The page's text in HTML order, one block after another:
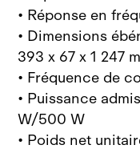
• Réponse en
• Dimensions
393 x 67 x 1 247
• Fréquence de
• Puissance
W/500 W
• Poids net